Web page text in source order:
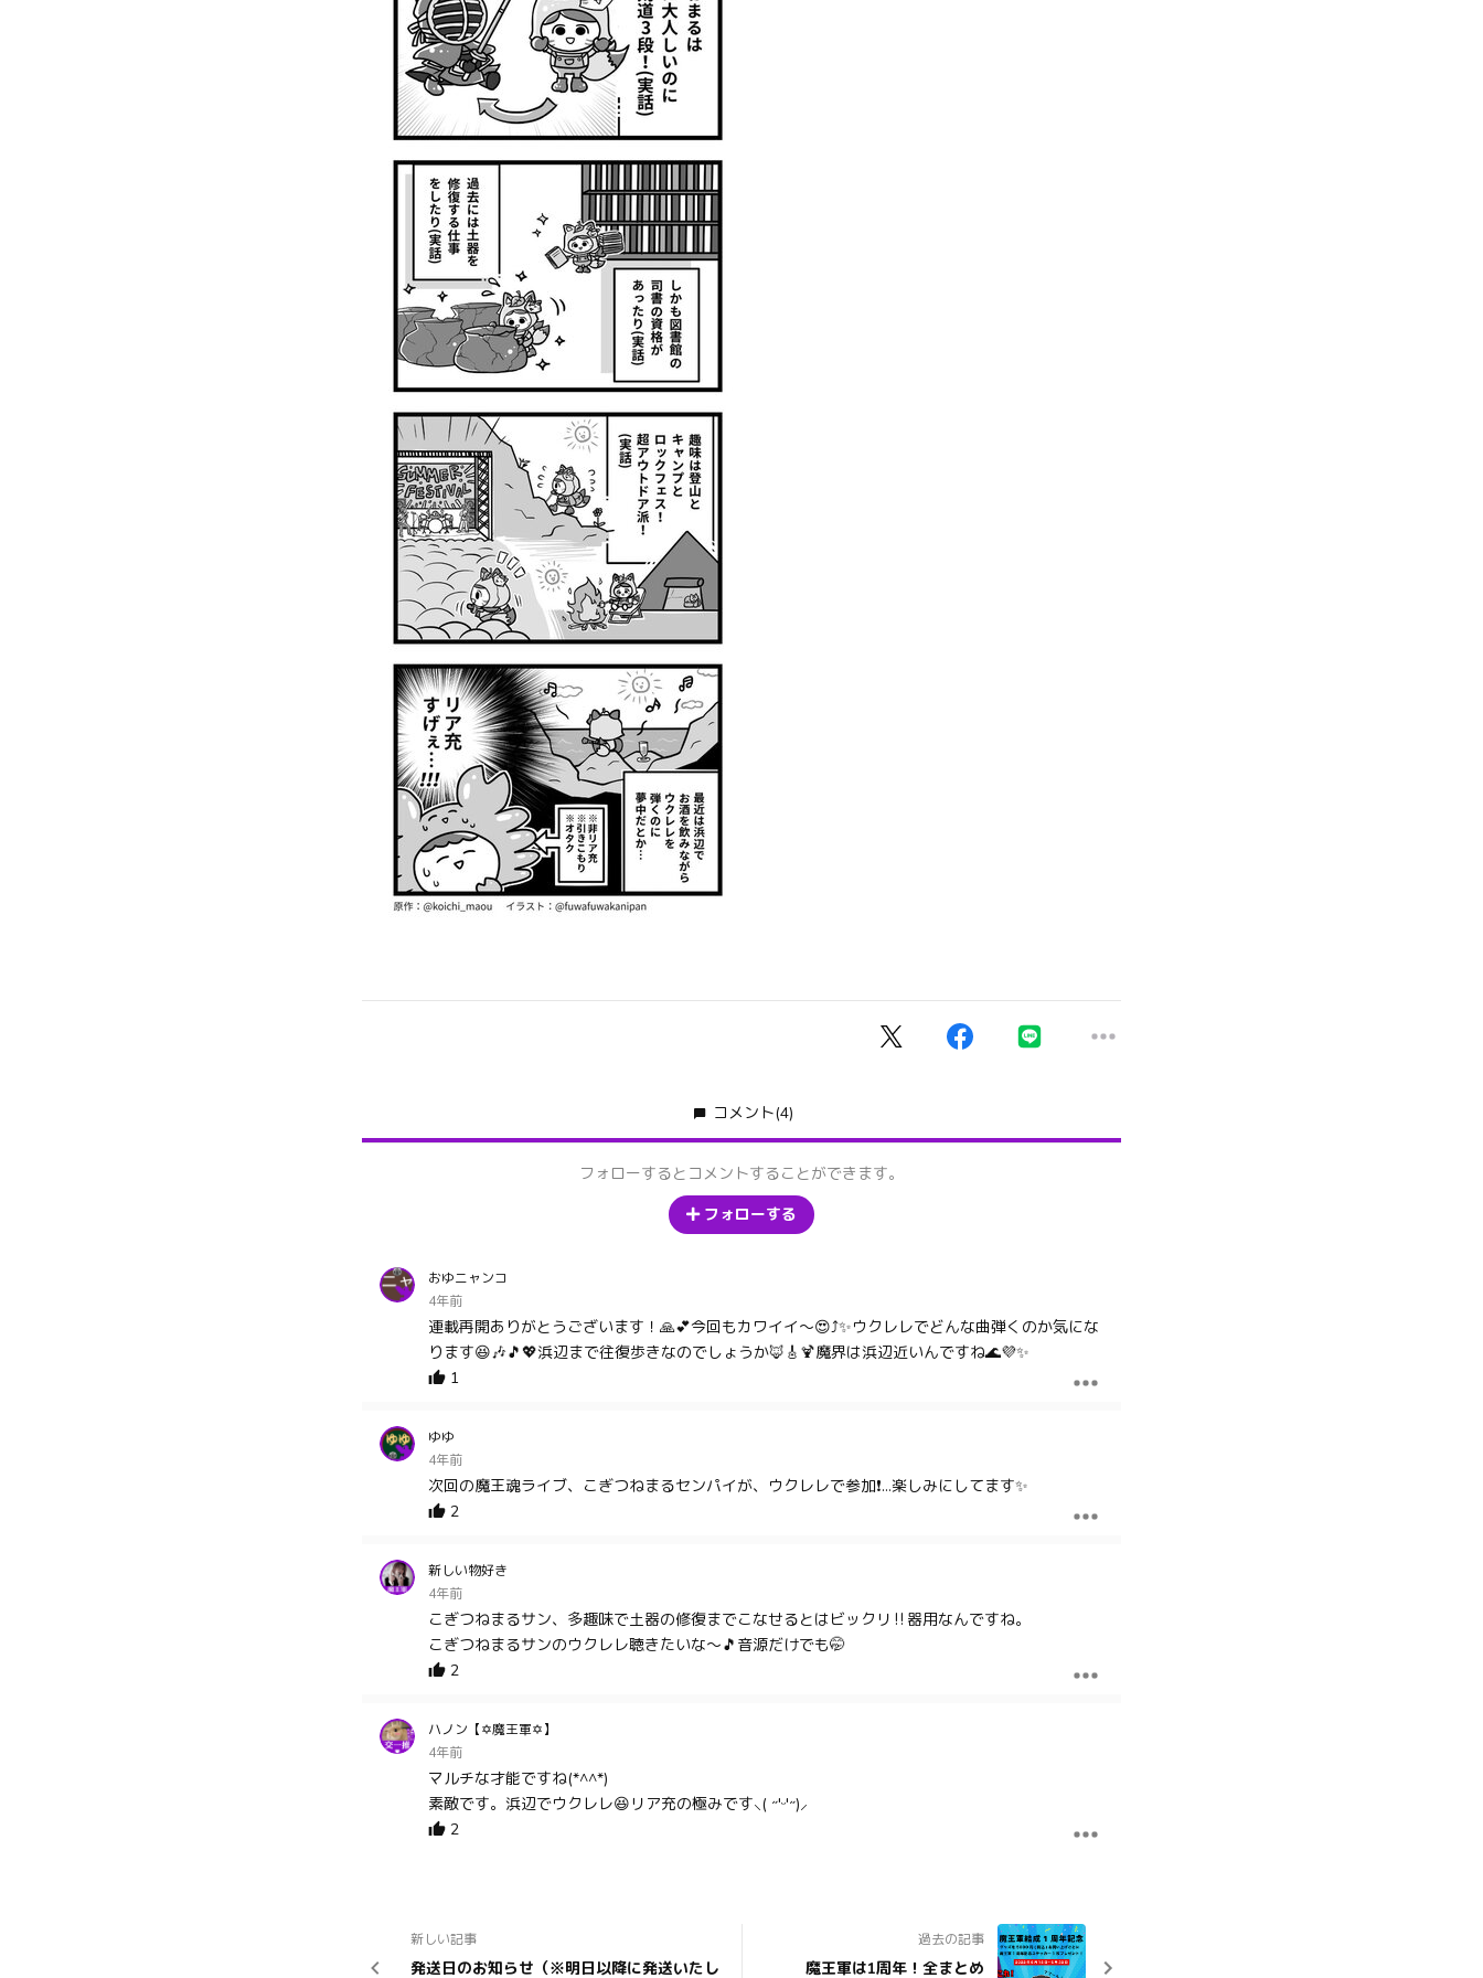
コメント(4)
フォローするとコメントすることができます。
フォローする
おゆニャンコ
4年前
連載再開ありがとうございます！🙏💕今回もカワイイ〜😍⤴️✨ウクレレでどんな曲弾くのか気にな
ります😆🎶🎵💖浜辺まで往復歩きなのでしょうか🦊🎸🍹魔界は浜辺近いんですね🌊💜✨
1
ゆゆ
4年前
次回の魔王魂ライブ、こぎつねまるセンパイが、ウクレレで参加❗…楽しみにしてます✨
2
新しい物好き
4年前
こぎつねまるサン、多趣味で土器の修復までこなせるとはビックリ‼️器用なんですね。
こぎつねまるサンのウクレレ聴きたいな～🎵音源だけでも🤭
2
ハノン【✡魔王軍✡】
4年前
マルチな才能ですね(*^^*)
素敵です。浜辺でウクレレ😆リア充の極みです⸜( ˶'ᵕ'˶)⸝
2
新しい記事
発送日のお知らせ（※明日以降に発送いたし
過去の記事
魔王軍は1周年！全まとめ